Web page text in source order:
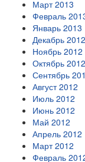
Март 2013
Февраль
Январь 2013
Декабрь 2012
Ноябрь 2012
Октябрь 2012
Сентябрь
Август 2012
Июль 2012
Июнь 2012
Май 2012
Апрель 2012
Март 2012
Февраль